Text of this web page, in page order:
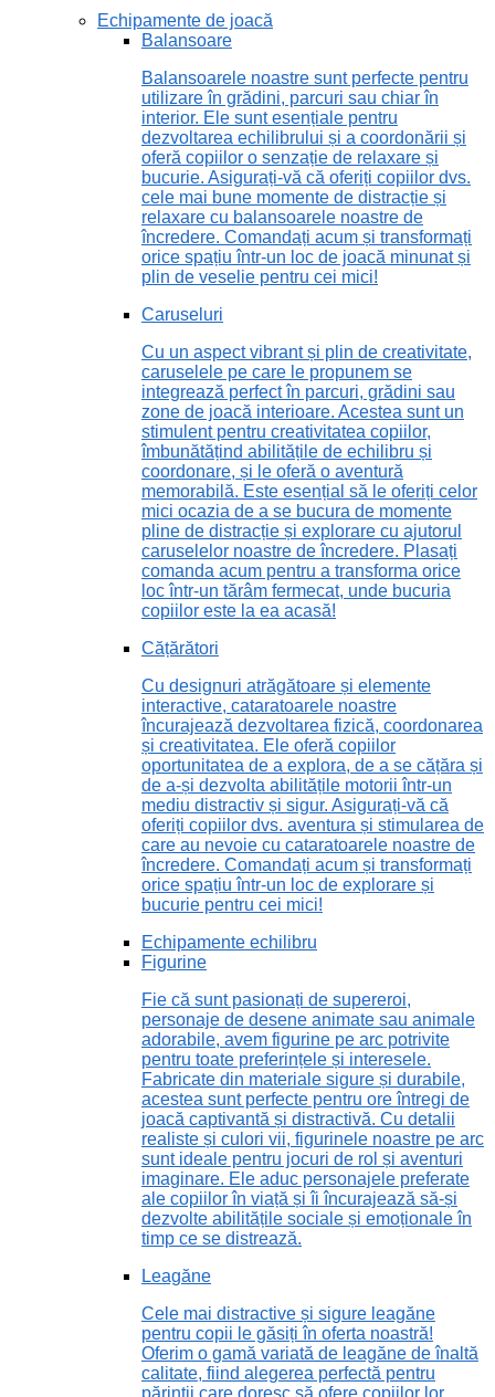
Echipamente de joacă
Balansoare
Balansoarele noastre sunt perfecte pentru
utilizare în grădini, parcuri sau chiar în
interior. Ele sunt esențiale pentru
dezvoltarea echilibrului și a coordonării și
oferă copiilor o senzație de relaxare și
bucurie. Asigurați-vă că oferiți copiilor dvs.
cele mai bune momente de distracție și
relaxare cu balansoarele noastre de
încredere. Comandați acum și transformați
orice spațiu într-un loc de joacă minunat și
plin de veselie pentru cei mici!
Caruseluri
Cu un aspect vibrant și plin de creativitate,
caruselele pe care le propunem se
integrează perfect în parcuri, grădini sau
zone de joacă interioare. Acestea sunt un
stimulent pentru creativitatea copiilor,
îmbunătățind abilitățile de echilibru și
coordonare, și le oferă o aventură
memorabilă. Este esențial să le oferiți celor
mici ocazia de a se bucura de momente
pline de distracție și explorare cu ajutorul
caruselelor noastre de încredere. Plasați
comanda acum pentru a transforma orice
loc într-un tărâm fermecat, unde bucuria
copiilor este la ea acasă!
Cățărători
Cu designuri atrăgătoare și elemente
interactive, cataratoarele noastre
încurajează dezvoltarea fizică, coordonarea
și creativitatea. Ele oferă copiilor
oportunitatea de a explora, de a se cățăra și
de a-și dezvolta abilitățile motorii într-un
mediu distractiv și sigur. Asigurați-vă că
oferiți copiilor dvs. aventura și stimularea de
care au nevoie cu cataratoarele noastre de
încredere. Comandați acum și transformați
orice spațiu într-un loc de explorare și
bucurie pentru cei mici!
Echipamente echilibru
Figurine
Fie că sunt pasionați de supereroi,
personaje de desene animate sau animale
adorabile, avem figurine pe arc potrivite
pentru toate preferințele și interesele.
Fabricate din materiale sigure și durabile,
acestea sunt perfecte pentru ore întregi de
joacă captivantă și distractivă. Cu detalii
realiste și culori vii, figurinele noastre pe arc
sunt ideale pentru jocuri de rol și aventuri
imaginare. Ele aduc personajele preferate
ale copiilor în viață și îi încurajează să-și
dezvolte abilitățile sociale și emoționale în
timp ce se distrează.
Leagăne
Cele mai distractive și sigure leagăne
pentru copii le găsiți în oferta noastră!
Oferim o gamă variată de leagăne de înaltă
calitate, fiind alegerea perfectă pentru
părinții care doresc să ofere copiilor lor